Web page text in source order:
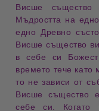
Висше
Мъдростта на
едно Древно
Висше същество
в себе си
времето тече като
то не зависи от
Висше същество
себе си.